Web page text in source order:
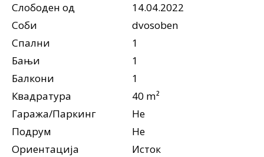
Слободен од
14.04.2022
Соби
dvosoben
Спални
1
Бањи
1
Балкони
1
Квадратура
40 m²
Гаража/Паркинг
Не
Подрум
Не
Ориентација
Исток